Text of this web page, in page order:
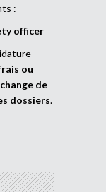
:
officer
ou
de
dossiers.